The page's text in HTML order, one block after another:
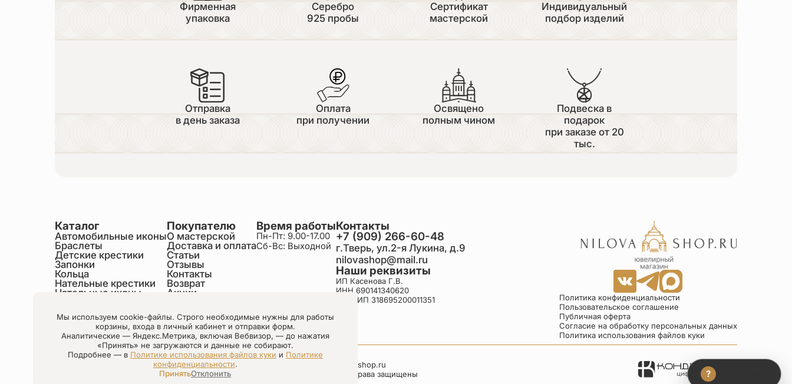
Фирменная
упаковка
Серебро
925 пробы
Сертификат
мастерской
Индивидуальный
подбор изделий
Отправка
в день заказа
Оплата
при получении
Освящено
полным чином
Подвеска в
подарок
при заказе от 20
тыс.
Каталог
Автомобильные иконы
Браслеты
Детские крестики
Запонки
Кольца
Нательные крестики
Нательные иконы
Образки именные
Статуэтки святых
Шнурки на шею
Чётки
Покупателю
О мастерской
Доставка и оплата
Статьи
Отзывы
Контакты
Возврат
Акции
Время работы
Пн-Пт: 9.00-17.00
Сб-Вс: Выходной
Контакты
+7 (909) 266-60-48
г.Тверь, ул.2-я Лукина, д.9
nilovashop@mail.ru
Наши реквизиты
ИП Касенова Г.В.
ИНН 690141340620
ОГРНИП 318695200011351
Политика конфиденциальности
Пользовательское соглашение
Публичная оферта
Согласие на обработку персональных данных
Политика использования файлов куки
nilovashop.ru
Все права защищены
Мы используем cookie-файлы. Строго необходимые нужны для работы
корзины, входа в личный кабинет и отправки форм.
Аналитические — Яндекс.Метрика, включая Вебвизор, — до нажатия
«Принять» не загружаются и данные не собирают.
Подробнее — в Политике использования файлов куки и Политике
конфиденциальности.
ПринятьОтклонить ? Консультант